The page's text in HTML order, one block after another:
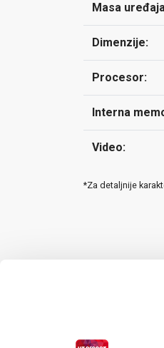
Masa
Dimenzije:
Procesor:
Interna
Video:
*Za detaljnije